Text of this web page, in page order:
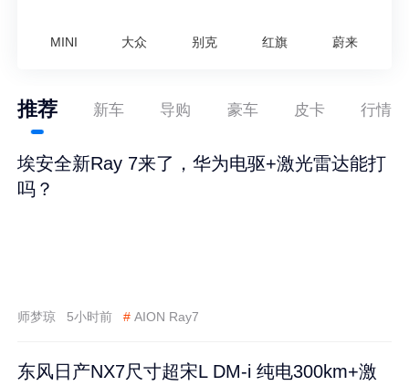
MINI 大众 别克 红旗 蔚来
推荐 新车 导购 豪车 皮卡 行情
埃安全新Ray 7来了，华为电驱+激光雷达能打
吗？
师梦琼 5小时前 # AION Ray7
东风日产NX7尺寸超宋L DM-i 纯电300km+激